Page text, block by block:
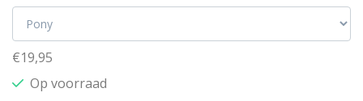
€19,95
Op voorraad